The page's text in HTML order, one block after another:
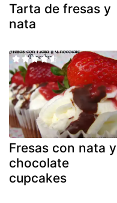
Tarta de fresas y
nata
Fresas con nata y
chocolate
cupcakes